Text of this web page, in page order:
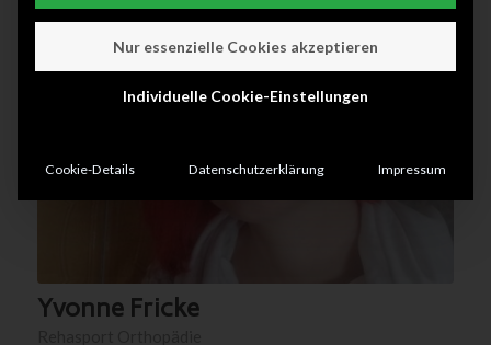
Yvonne Fricke
Nur essenzielle Cookies akzeptieren
Individuelle Cookie-Einstellungen
Cookie-Details Datenschutzerklärung Impressum